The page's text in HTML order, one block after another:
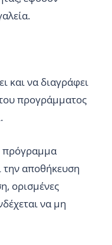
και να διαγράφει
προγράμματος
πρόγραμμα
την αποθήκευση
ορισμένες
να μη